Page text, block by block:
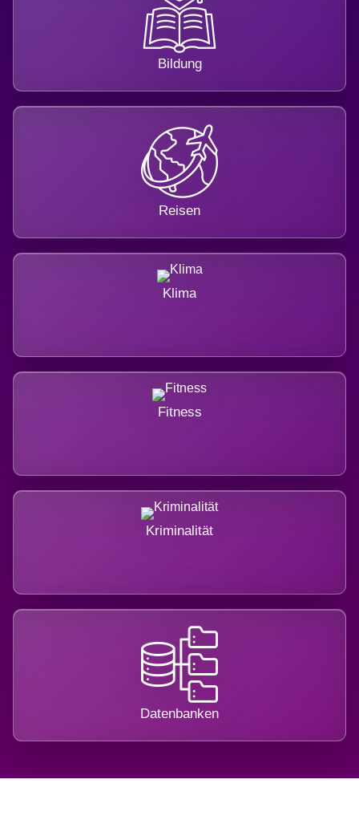
Bildung
Reisen
Klima
Fitness
Kriminalität
Datenbanken